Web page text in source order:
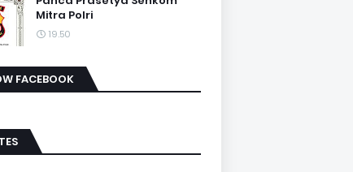
Mitra Polri
19.50
FACEBOOK